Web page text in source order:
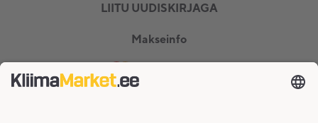
LIITU UUDISKIRJAGA
Makseinfo